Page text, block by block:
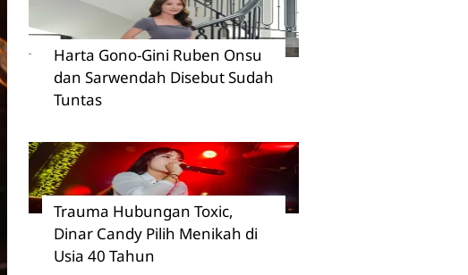
Harta Gono-Gini Ruben Onsu
dan Sarwendah Disebut Sudah
Tuntas
Trauma Hubungan Toxic,
Dinar Candy Pilih Menikah di
Usia 40 Tahun